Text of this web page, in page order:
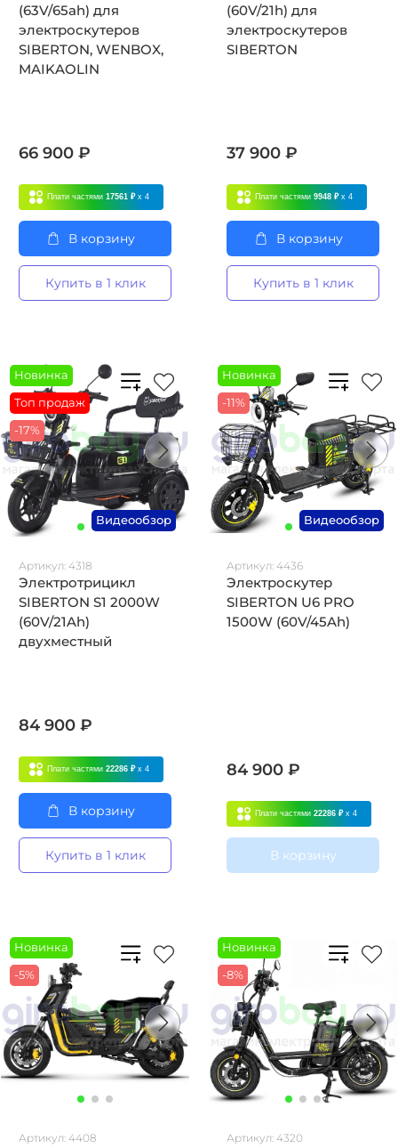
(63V/65ah) для
электроскутеров
SIBERTON, WENBOX,
MAIKAOLIN
66 900 ₽
Плати частями 17561 ₽ x 4
В корзину
Купить в 1 клик
(60V/21h) для
электроскутеров
SIBERTON
37 900 ₽
Плати частями 9948 ₽ x 4
В корзину
Купить в 1 клик
Новинка
Топ продаж
-17%
Видеообзор
Артикул: 4318
Электротрицикл
SIBERTON S1 2000W
(60V/21Ah)
двухместный
84 900 ₽
Плати частями 22286 ₽ x 4
В корзину
Купить в 1 клик
Новинка
-11%
Видеообзор
Артикул: 4436
Электроскутер
SIBERTON U6 PRO
1500W (60V/45Ah)
84 900 ₽
Плати частями 22286 ₽ x 4
В корзину
Новинка
-5%
Артикул: 4408
Новинка
-8%
Артикул: 4320